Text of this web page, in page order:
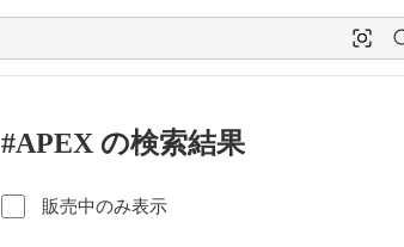
#APEX の検索結果
販売中のみ表示